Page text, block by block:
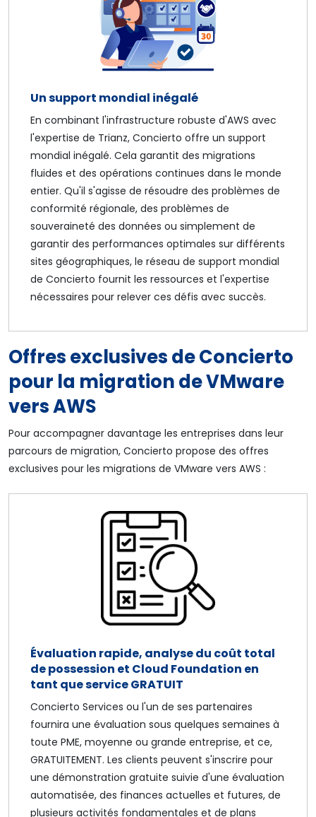
Un support mondial inégalé
En combinant l'infrastructure robuste d'AWS avec
l'expertise de Trianz, Concierto offre un support
mondial inégalé. Cela garantit des migrations
fluides et des opérations continues dans le monde
entier. Qu'il s'agisse de résoudre des problèmes de
conformité régionale, des problèmes de
souveraineté des données ou simplement de
garantir des performances optimales sur différents
sites géographiques, le réseau de support mondial
de Concierto fournit les ressources et l'expertise
nécessaires pour relever ces défis avec succès.
Offres exclusives de Concierto
pour la migration de VMware
vers AWS
Pour accompagner davantage les entreprises dans leur
parcours de migration, Concierto propose des offres
exclusives pour les migrations de VMware vers AWS :
Évaluation rapide, analyse du coût total
de possession et Cloud Foundation en
tant que service GRATUIT
Concierto Services ou l'un de ses partenaires
fournira une évaluation sous quelques semaines à
toute PME, moyenne ou grande entreprise, et ce,
GRATUITEMENT. Les clients peuvent s'inscrire pour
une démonstration gratuite suivie d'une évaluation
automatisée, des finances actuelles et futures, de
plusieurs activités fondamentales et de plans